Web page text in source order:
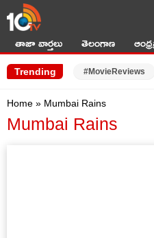
తాజా వార్తలు తెలంగాణ
Trending #MovieReviews
Home » Mumbai Rains
Mumbai Rains